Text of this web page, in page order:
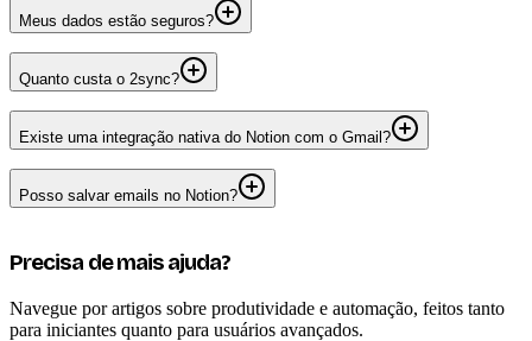
Meus dados estão seguros?
Quanto custa o 2sync?
Existe uma integração nativa do Notion com o Gmail?
Posso salvar emails no Notion?
Precisa de mais ajuda?
Navegue por artigos sobre produtividade e automação, feitos tanto
para iniciantes quanto para usuários avançados.